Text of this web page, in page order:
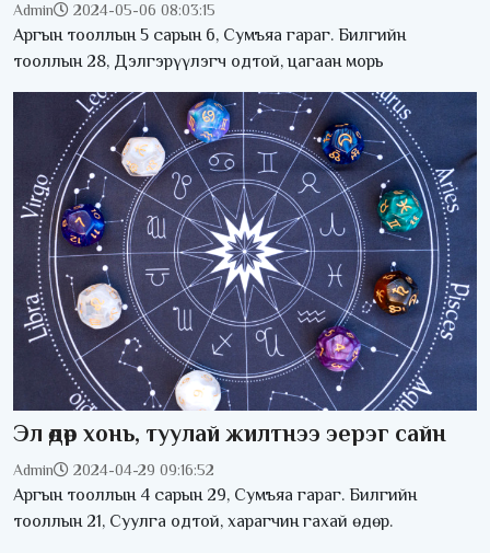
Admin 2024-05-06 08:03:15
Аргын тооллын 5 сарын 6, Сумъяа гараг. Билгийн
тооллын 28, Дэлгэрүүлэгч одтой, цагаан морь
Эл өдөр хонь, туулай жилтнээ эерэг сайн
Admin 2024-04-29 09:16:52
Аргын тооллын 4 сарын 29, Сумъяа гараг. Билгийн
тооллын 21, Суулга одтой, харагчин гахай өдөр.